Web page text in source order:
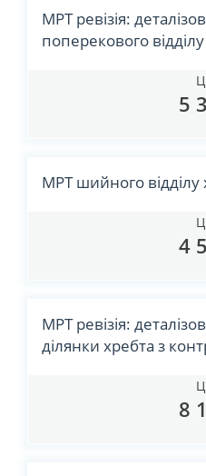
МРТ ревізія:
поперекового
5
МРТ шийного відділу
4
МРТ ревізія:
ділянки хребта з
8